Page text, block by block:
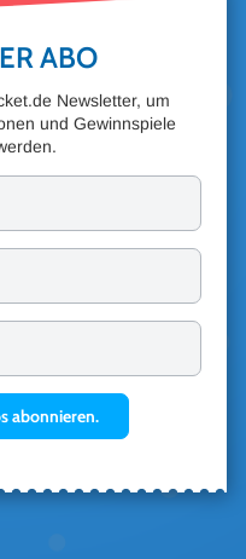
ABO
Newsletter, um
und Gewinnspiele
abonnieren.